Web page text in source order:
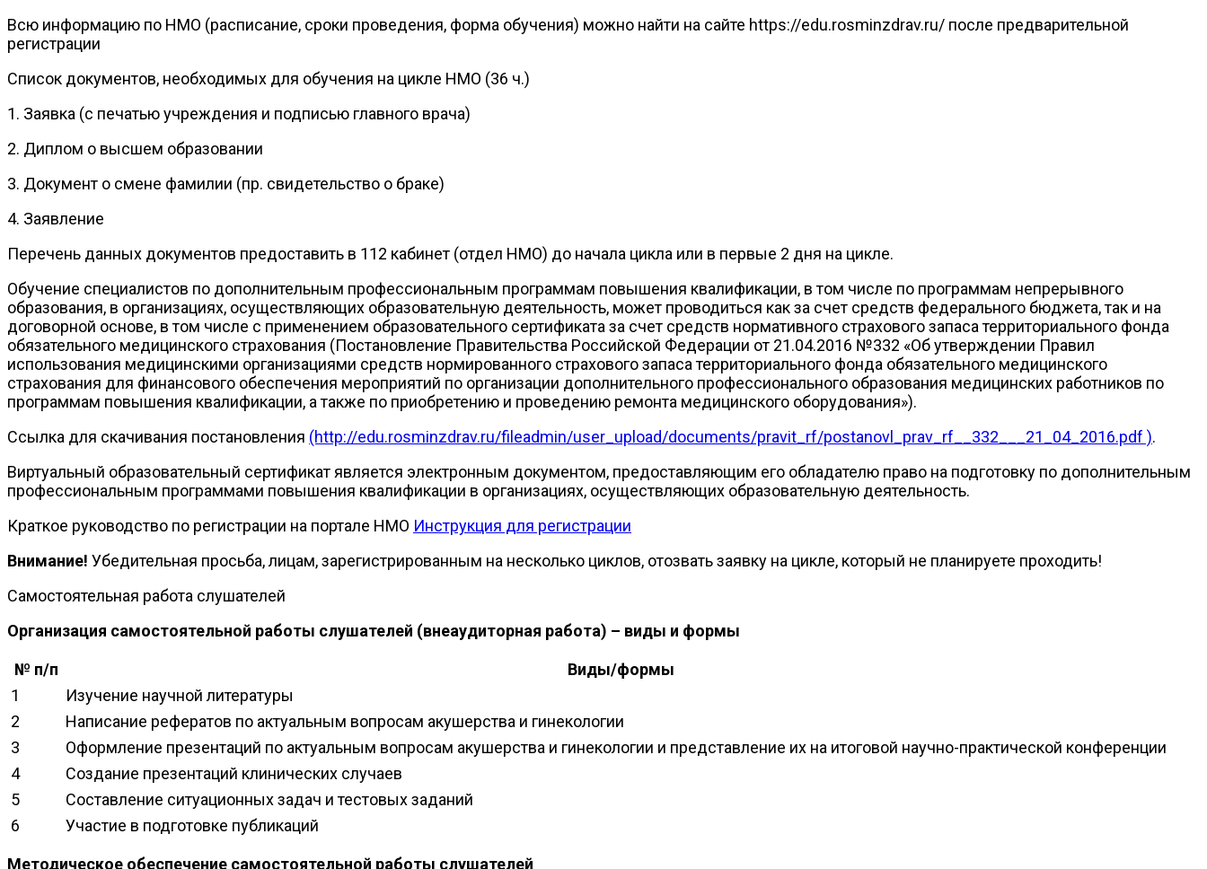
Всю информацию по НМО (расписание, сроки проведения, форма обучения) можно найти на сайте https://edu.rosminzdrav.ru/ после предварительной
регистрации
Список документов, необходимых для обучения на цикле НМО (36 ч.)
1. Заявка (с печатью учреждения и подписью главного врача)
2. Диплом о высшем образовании
3. Документ о смене фамилии (пр. свидетельство о браке)
4. Заявление
Перечень данных документов предоставить в 112 кабинет (отдел НМО) до начала цикла или в первые 2 дня на цикле.
Обучение специалистов по дополнительным профессиональным программам повышения квалификации, в том числе по программам непрерывного
образования, в организациях, осуществляющих образовательную деятельность, может проводиться как за счет средств федерального бюджета, так и на
договорной основе, в том числе с применением образовательного сертификата за счет средств нормативного страхового запаса территориального фонда
обязательного медицинского страхования (Постановление Правительства Российской Федерации от 21.04.2016 №332 «Об утверждении Правил
использования медицинскими организациями средств нормированного страхового запаса территориального фонда обязательного медицинского
страхования для финансового обеспечения мероприятий по организации дополнительного профессионального образования медицинских работников по
программам повышения квалификации, а также по приобретению и проведению ремонта медицинского оборудования»).
Ссылка для скачивания постановления (http://edu.rosminzdrav.ru/fileadmin/user_upload/documents/pravit_rf/postanovl_prav_rf__332___21_04_2016.pdf ).
Виртуальный образовательный сертификат является электронным документом, предоставляющим его обладателю право на подготовку по дополнительным
профессиональным программами повышения квалификации в организациях, осуществляющих образовательную деятельность.
Краткое руководство по регистрации на портале НМО Инструкция для регистрации
Внимание! Убедительная просьба, лицам, зарегистрированным на несколько циклов, отозвать заявку на цикле, который не планируете проходить!
Самостоятельная работа слушателей
Организация самостоятельной работы слушателей (внеаудиторная работа) – виды и формы
№ п/п
Виды/формы
1
Изучение научной литературы
2
Написание рефератов по актуальным вопросам акушерства и гинекологии
3
Оформление презентаций по актуальным вопросам акушерства и гинекологии и представление их на итоговой научно-практической конференции
4
Создание презентаций клинических случаев
5
Составление ситуационных задач и тестовых заданий
6
Участие в подготовке публикаций
Методическое обеспечение самостоятельной работы слушателей